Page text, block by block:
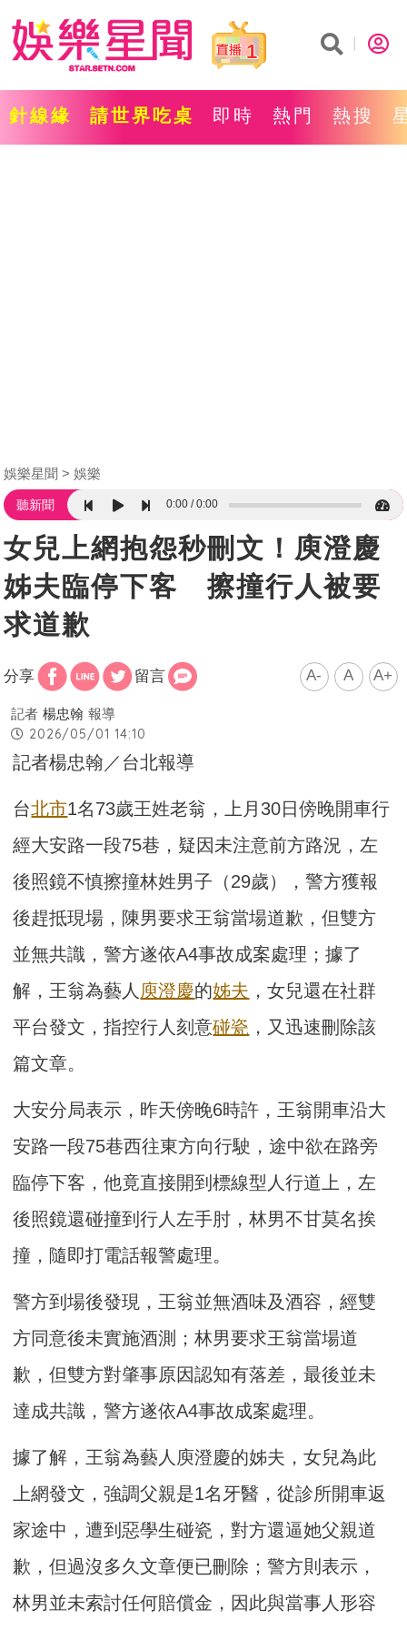
1
針線緣 請世界吃桌 即時 熱門 熱搜
娛樂星聞 娛樂
聽新聞 0:00 0:00
女兒上網抱怨秒刪文！庾澄慶
姊夫臨停下客 擦撞行人被要
求道歉
分享 留言 A- A A+
記者 楊忠翰 報導
2026/05/01 14:10
記者楊忠翰／台北報導
台北市1名73歲王姓老翁，上月30日傍晚開車行
經大安路一段75巷，疑因未注意前方路況，左
後照鏡不慎擦撞林姓男子（29歲），警方獲報
後趕抵現場，陳男要求王翁當場道歉，但雙方
並無共識，警方遂依A4事故成案處理；據了
解，王翁為藝人 庾澄慶的姊夫 ，女兒還在社群
平台發文，指控行人刻意碰瓷 ，又迅速刪除該
篇文章。
大安分局表示，昨天傍晚6時許，王翁開車沿大
安路一段75巷西往東方向行駛，途中欲在路旁
臨停下客，他竟直接開到標線型人行道上，左
後照鏡還碰撞到行人左手肘，林男不甘莫名挨
撞，隨即打電話報警處理。
警方到場後發現，王翁並無酒味及酒容，經雙
方同意後未實施酒測；林男要求王翁當場道
歉，但雙方對肇事原因認知有落差，最後並未
達成共識，警方遂依A4事故成案處理。
據了解，王翁為藝人庾澄慶的姊夫，女兒為此
上網發文，強調父親是1名牙醫，從診所開車返
家途中，遭到惡學生碰瓷，對方還逼她父親道
歉，但過沒多久文章便已刪除；警方則表示，
林男並未索討任何賠償金，因此與當事人形容